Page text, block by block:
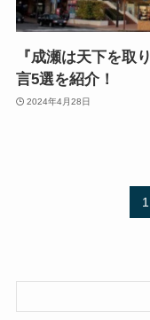
『成瀬は天下を取
言5選を紹介！
2024年4月28日
1